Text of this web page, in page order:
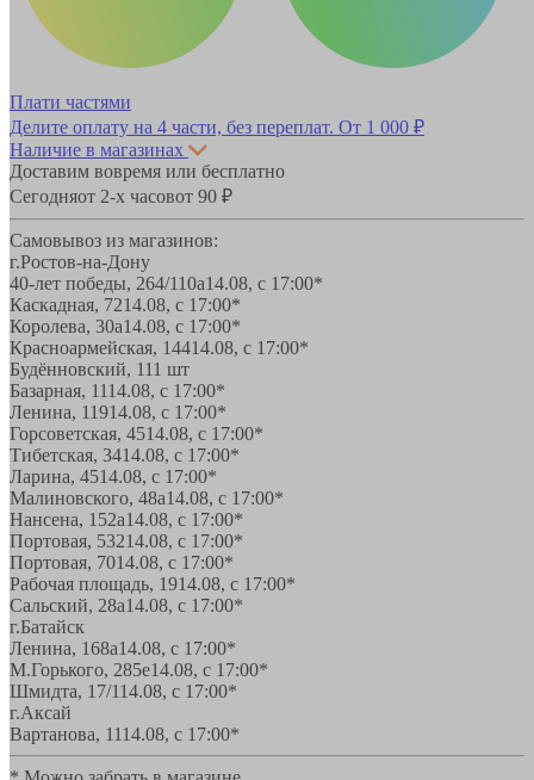
Плати частями
Делите оплату на 4 части, без переплат. От 1 000 ₽
Наличие в магазинах
Доставим вовремя или бесплатно
Сегодняот 2-х часовот 90 ₽
Самовывоз из магазинов:
г.Ростов-на-Дону
40-лет победы, 264/110а14.08, с 17:00*
Каскадная, 7214.08, с 17:00*
Королева, 30а14.08, с 17:00*
Красноармейская, 14414.08, с 17:00*
Будённовский, 111 шт
Базарная, 1114.08, с 17:00*
Ленина, 11914.08, с 17:00*
Горсоветская, 4514.08, с 17:00*
Тибетская, 3414.08, с 17:00*
Ларина, 4514.08, с 17:00*
Малиновского, 48а14.08, с 17:00*
Нансена, 152а14.08, с 17:00*
Портовая, 53214.08, с 17:00*
Портовая, 7014.08, с 17:00*
Рабочая площадь, 1914.08, с 17:00*
Сальский, 28a14.08, с 17:00*
г.Батайск
Ленина, 168а14.08, с 17:00*
М.Горького, 285е14.08, с 17:00*
Шмидта, 17/114.08, с 17:00*
г.Аксай
Вартанова, 1114.08, с 17:00*